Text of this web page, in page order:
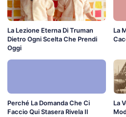
La Lezione Eterna Di Truman
Dietro Ogni Scelta Che Prendi
Oggi
La
Perché La Domanda Che Ci
Faccio Qui Stasera Rivela Il
La